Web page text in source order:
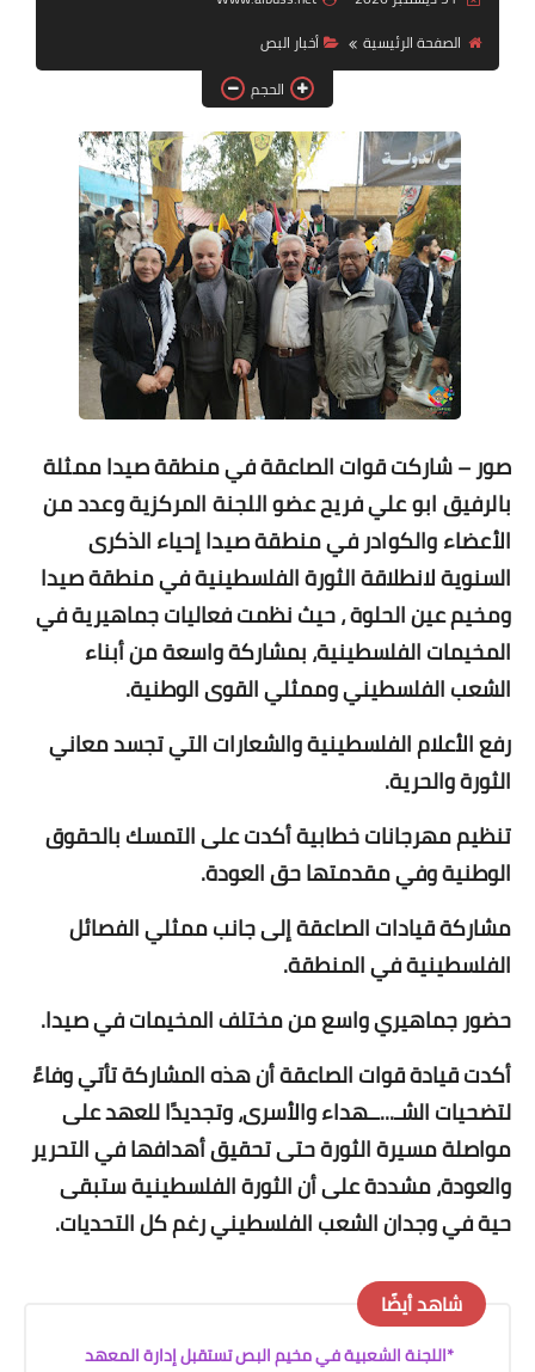
الصفحة الرئيسية
أخبار ‏البص
الحجم
صور – شاركت قوات الصاعقة في منطقة صيداممثلة
بالرفيق ابو علي فريح عضو اللجنة المركزيةوعدد من
الأعضاء والكوادر في منطقة صيداإحياء الذكرى
السنوية لانطلاقة الثورة الفلسطينية في منطقة صيدا
ومخيم عين الحلوة ، حيث نظمت فعاليات جماهيرية في
المخيمات الفلسطينية، بمشاركة واسعة من أبناء
الشعب الفلسطيني وممثلي القوى الوطنية.
رفع الأعلام الفلسطينية والشعارات التي تجسد معاني
الثورة والحرية.
تنظيم مهرجانات خطابية أكدت على التمسك بالحقوق
الوطنية وفي مقدمتها حق العودة.
مشاركة قيادات الصاعقة إلى جانب ممثلي الفصائل
الفلسطينية في المنطقة.
حضور جماهيري واسع من مختلف المخيمات في صيدا.
أكدت قيادة قوات الصاعقة أن هذه المشاركة تأتي وفاءً
لتضحيات الشـ...ــهداء والأسرى، وتجديدًا للعهد على
مواصلة مسيرة الثورة حتى تحقيق أهدافها في التحرير
والعودة، مشددة على أن الثورة الفلسطينية ستبقى
حية في وجدان الشعب الفلسطيني رغم كل التحديات.
شاهد أيضًا
*اللجنة الشعبية في مخيم البص تستقبل إدارة المعهد